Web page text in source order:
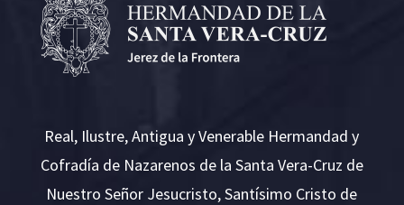
Real, Ilustre, Antigua y Venerable Hermandad y
Cofradía de Nazarenos de la Santa Vera-Cruz de
Nuestro Señor Jesucristo, Santísimo Cristo de